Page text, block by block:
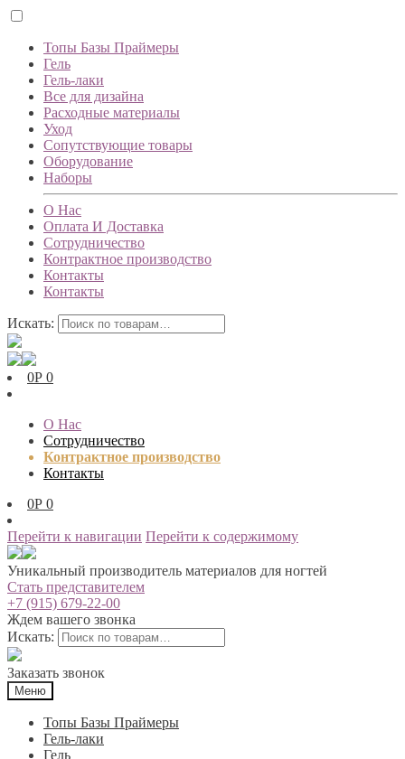
Топы Базы Праймеры
Гель
Гель-лаки
Все для дизайна
Расходные материалы
Уход
Сопутствующие товары
Оборудование
Наборы
О Нас
Оплата И Доставка
Сотрудничество
Контрактное производство
Контакты
Контакты
Искать:
0Р 0
О Нас
Сотрудничество
Контрактное производство
Контакты
0Р 0
Перейти к навигации Перейти к содержимому
Уникальный производитель материалов для ногтей
Стать представителем
+7 (915) 679-22-00
Ждем вашего звонка
Искать:
Заказать звонок
Меню
Топы Базы Праймеры
Гель-лаки
Гель